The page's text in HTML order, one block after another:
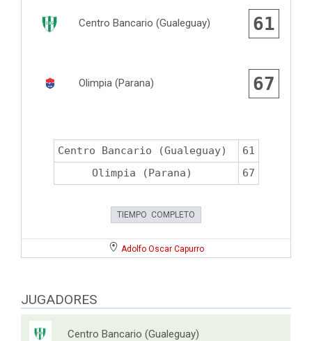
Centro Bancario (Gualeguay) 61
Olimpia (Parana) 67
Centro Bancario (Gualeguay)
61
Olimpia (Parana)
67
TIEMPO COMPLETO
Adolfo Oscar Capurro
JUGADORES
Centro Bancario (Gualeguay)